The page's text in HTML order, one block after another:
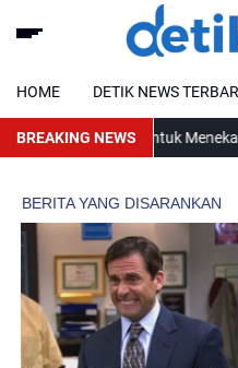
HOME DETIK NEWS
BREAKING NEWS
Online untuk Menekan